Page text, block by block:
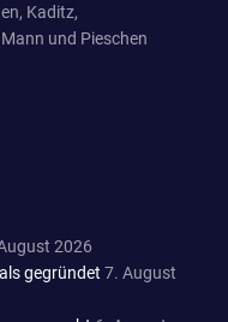
Kaditz,
und Pieschen
2026
gegründet 7. August